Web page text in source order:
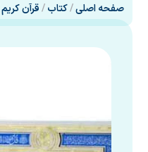
صفحه اصلی/کتاب/قرآن کریم